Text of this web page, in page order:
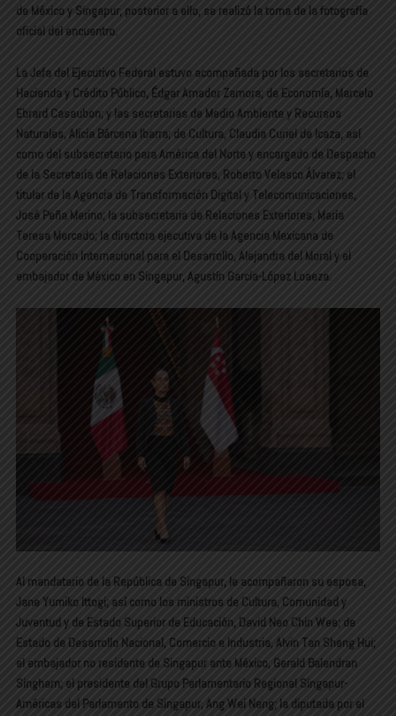
de México y Singapur, posterior a ello, se realizó la toma de la fotografía
oficial del encuentro.
La Jefa del Ejecutivo Federal estuvo acompañada por los secretarios de
Hacienda y Crédito Público, Édgar Amador Zamora; de Economía, Marcelo
Ebrard Casaubon; y las secretarias de Medio Ambiente y Recursos
Naturales, Alicia Bárcena Ibarra; de Cultura, Claudia Curiel de Icaza, así
como del subsecretario para América del Norte y encargado de Despacho
de la Secretaría de Relaciones Exteriores, Roberto Velasco Álvarez; el
titular de la Agencia de Transformación Digital y Telecomunicaciones,
José Peña Merino; la subsecretaria de Relaciones Exteriores, María
Teresa Mercado; la directora ejecutiva de la Agencia Mexicana de
Cooperación Internacional para el Desarrollo, Alejandra del Moral y el
embajador de México en Singapur, Agustín García-López Loaeza.
Al mandatario de la República de Singapur, le acompañaron su esposa,
Jane Yumiko Ittogi; así como los ministros de Cultura, Comunidad y
Juventud y de Estado Superior de Educación, David Neo Chin Wee; de
Estado de Desarrollo Nacional, Comercio e Industria, Alvin Tan Sheng Hui;
el embajador no residente de Singapur ante México, Gerald Balendran
Singham; el presidente del Grupo Parlamentario Regional Singapur-
Américas del Parlamento de Singapur, Ang Wei Neng; la diputada por el